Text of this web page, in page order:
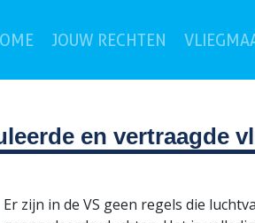
(current)
JOUW RECHTEN
en vertraagde
Er zijn in de VS geen regels die